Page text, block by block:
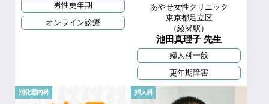
男性更年期
オンライン診療
あやせ女性クリニック
東京都足立区
（綾瀬駅）
池田真理子 先生
婦人科一般
更年期障害
消化器内科 婦人科